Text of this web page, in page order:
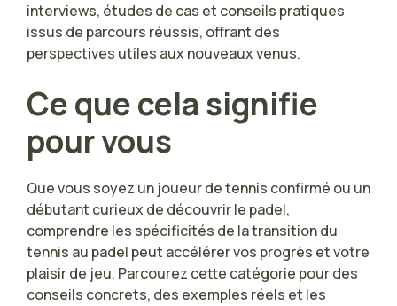
interviews, études de cas et conseils pratiques
issus de parcours réussis, offrant des
perspectives utiles aux nouveaux venus.
Ce que cela signifie
pour vous
Que vous soyez un joueur de tennis confirmé ou un
débutant curieux de découvrir le padel,
comprendre les spécificités de la transition du
tennis au padel peut accélérer vos progrès et votre
plaisir de jeu. Parcourez cette catégorie pour des
conseils concrets, des exemples réels et les